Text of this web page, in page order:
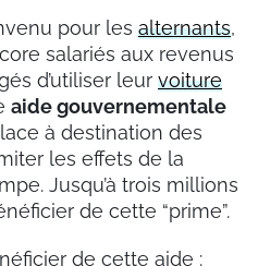
pour les alternants,
salariés aux revenus
d’utiliser leur voiture
aide gouvernementale
à destination des
les effets de la
Jusqu’à trois millions
de cette “prime”.
de cette aide :